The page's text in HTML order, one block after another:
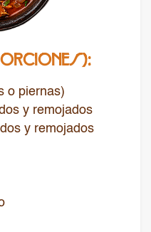
o piernas)
y remojados
y remojados